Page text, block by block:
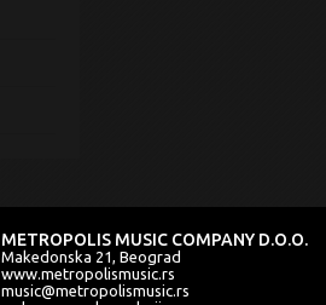
METROPOLIS MUSIC COMPANY D.O.O.
Makedonska 21, Beograd
www.metropolismusic.rs
music@metropolismusic.rs